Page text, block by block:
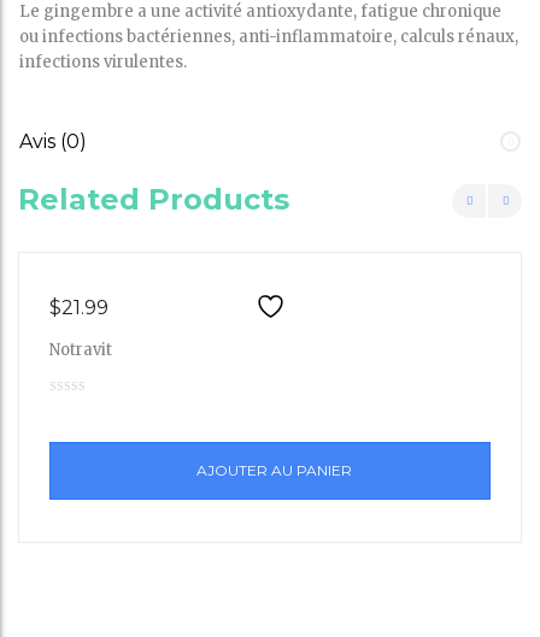
Le gingembre a une activité antioxydante, fatigue chronique
ou infections bactériennes, anti-inflammatoire, calculs rénaux,
infections virulentes.
Avis (0)
Related Products
liste
$21.99
Notravit
AJOUTER AU PANIER